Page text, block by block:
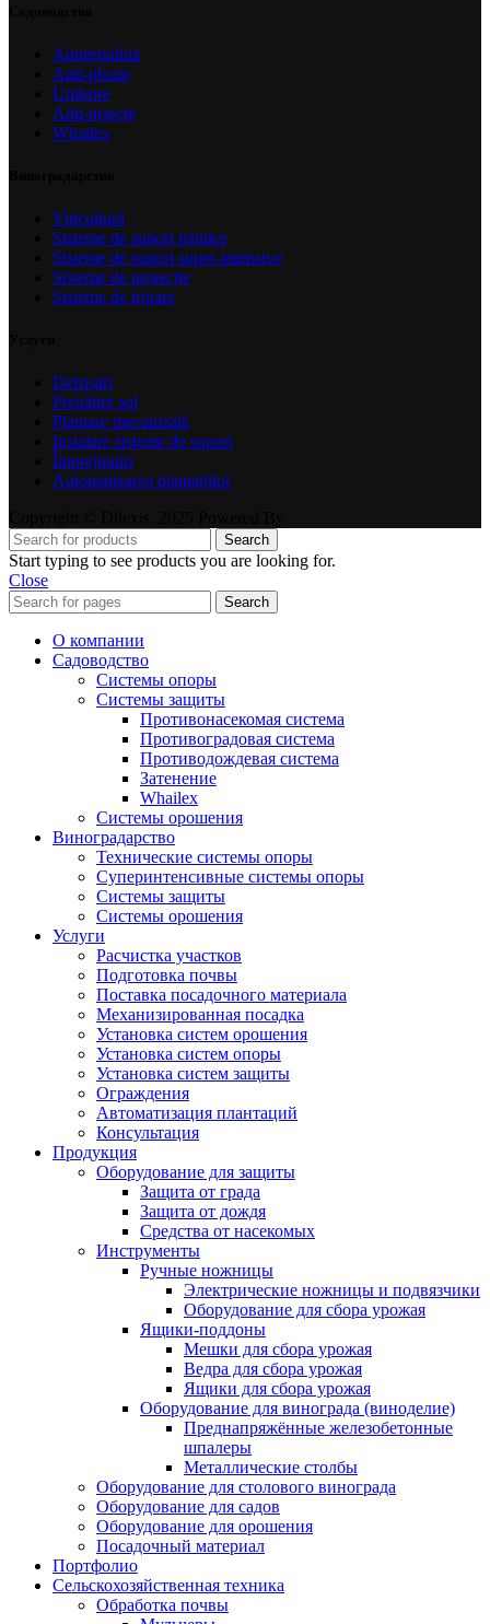
Antigrindină
Anti-ploaie
Umbrire
Anti-insecte
Whailex
Viticultură
Sisteme de suport tehnice
Sisteme de suport super-intensive
Sisteme de protecție
Sisteme de irigare
Defrișări
Pregătire sol
Plantare mecanizată
Instalare sisteme de suport
Împrejmuiri
Automatizarea plantațiilor
Search
Start typing to see products you are looking for.
Close
Search
О компании
Садоводство
Системы опоры
Системы защиты
Противонасекомая система
Противоградовая система
Противодождевая система
Затенение
Whailex
Системы орошения
Виноградарство
Технические системы опоры
Суперинтенсивные системы опоры
Системы защиты
Системы орошения
Услуги
Расчистка участков
Подготовка почвы
Поставка посадочного материала
Механизированная посадка
Установка систем орошения
Установка систем опоры
Установка систем защиты
Ограждения
Автоматизация плантаций
Консультация
Продукция
Оборудование для защиты
Защита от града
Защита от дождя
Средства от насекомых
Инструменты
Ручные ножницы
Электрические ножницы и подвязчики
Оборудование для сбора урожая
Ящики-поддоны
Мешки для сбора урожая
Ведра для сбора урожая
Ящики для сбора урожая
Оборудование для винограда (виноделие)
Преднапряжённые железобетонные
шпалеры
Металлические столбы
Оборудование для столового винограда
Оборудование для садов
Оборудование для орошения
Посадочный материал
Портфолио
Сельскохозяйственная техника
Обработка почвы